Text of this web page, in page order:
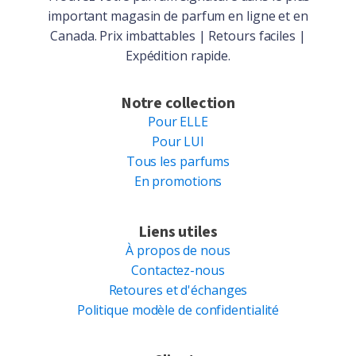
important magasin de parfum en ligne et en
Canada. Prix imbattables | Retours faciles |
Expédition rapide.
Notre collection
Pour ELLE
Pour LUI
Tous les parfums
En promotions
Liens utiles
À propos de nous
Contactez-nous
Retoures et d'échanges
Politique modèle de confidentialité